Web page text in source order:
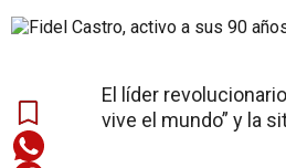
El líder
vive el mundo” y la